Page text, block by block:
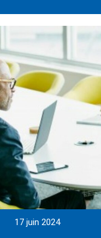
17 juin 2024